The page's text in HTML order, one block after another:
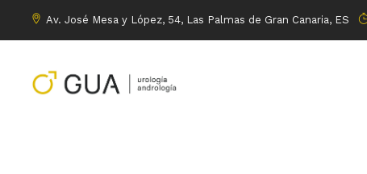
Av. José Mesa y López, 54, Las Palmas de Gran Canaria, ES